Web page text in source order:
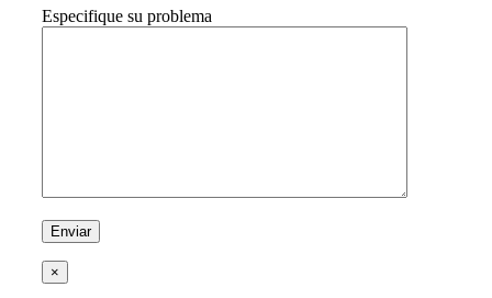
Especifique su problema
×